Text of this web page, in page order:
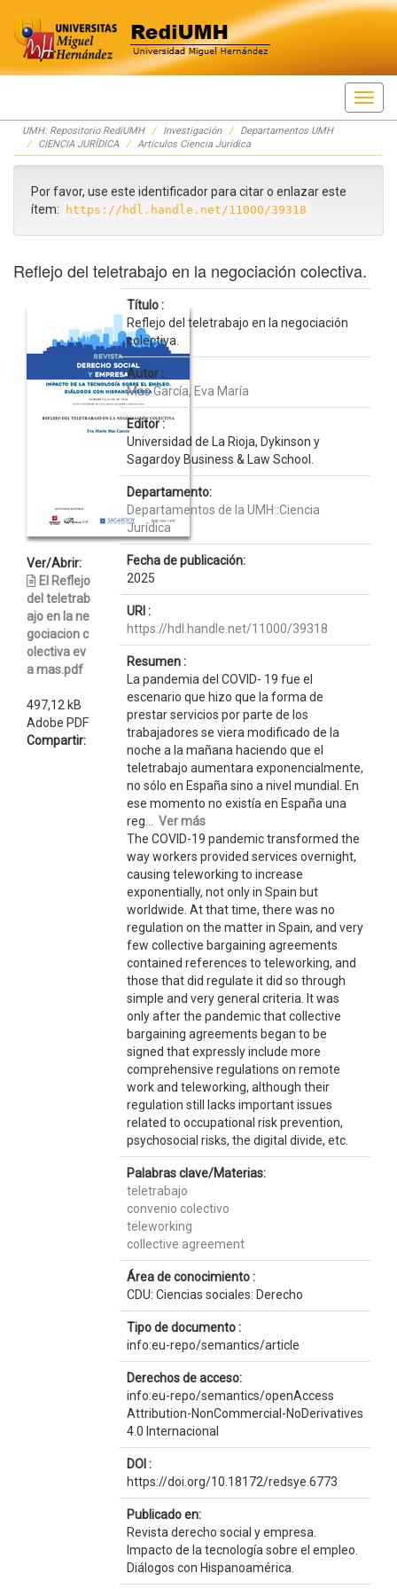
Skip
navigation
UMH: Repositorio RediUMH Investigación
Departamentos UMH
CIENCIA JURÍDICA
Artículos Ciencia Jurídica
Por favor, use este identificador para citar o enlazar este
ítem:
https://hdl.handle.net/11000/39318
Reflejo del teletrabajo en la negociación colectiva.
Ver/Abrir:
El Reflejo
del teletrab
ajo en la ne
gociacion c
olectiva ev
a mas.pdf
497,12 kB
Adobe PDF
Compartir:
Título :
Reflejo del teletrabajo en la negociación
colectiva.
Autor :
Mas García, Eva María
Editor :
Universidad de La Rioja, Dykinson y
Sagardoy Business & Law School.
Departamento:
Departamentos de la UMH::Ciencia
Jurídica
Fecha de publicación:
2025
URI :
https://hdl.handle.net/11000/39318
Resumen :
La pandemia del COVID- 19 fue el
escenario que hizo que la forma de
prestar servicios por parte de los
trabajadores se viera modificado de la
noche a la mañana haciendo que el
teletrabajo aumentara exponencialmente,
no sólo en España sino a nivel mundial. En
ese momento no existía en España una
reg... Ver más
The COVID-19 pandemic transformed the
way workers provided services overnight,
causing teleworking to increase
exponentially, not only in Spain but
worldwide. At that time, there was no
regulation on the matter in Spain, and very
few collective bargaining agreements
contained references to teleworking, and
those that did regulate it did so through
simple and very general criteria. It was
only after the pandemic that collective
bargaining agreements began to be
signed that expressly include more
comprehensive regulations on remote
work and teleworking, although their
regulation still lacks important issues
related to occupational risk prevention,
psychosocial risks, the digital divide, etc.
Palabras clave/Materias:
teletrabajo
convenio colectivo
teleworking
collective agreement
Área de conocimiento :
CDU: Ciencias sociales: Derecho
Tipo de documento :
info:eu-repo/semantics/article
Derechos de acceso:
info:eu-repo/semantics/openAccess
Attribution-NonCommercial-NoDerivatives
4.0 Internacional
DOI :
https://doi.org/10.18172/redsye.6773
Publicado en:
Revista derecho social y empresa.
Impacto de la tecnología sobre el empleo.
Diálogos con Hispanoamérica.